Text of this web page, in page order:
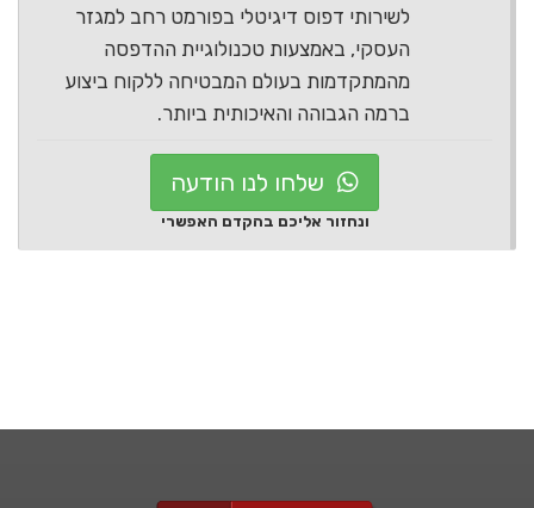
לשירותי דפוס דיגיטלי בפורמט רחב למגזר
העסקי, באמצעות טכנולוגיית ההדפסה
מהמתקדמות בעולם המבטיחה ללקוח ביצוע
ברמה הגבוהה והאיכותית ביותר.
שלחו לנו הודעה
ונחזור אליכם בהקדם האפשרי